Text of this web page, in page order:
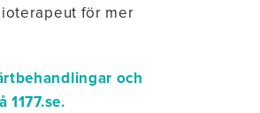
för mer
och